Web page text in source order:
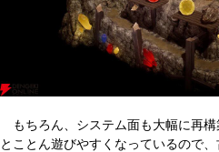
もちろん、システム面も大幅に再
とことん遊びやすくなっているので